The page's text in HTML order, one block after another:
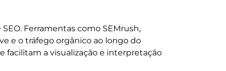
Ferramentas como SEMrush,
e o tráfego orgânico ao longo do
facilitam a visualização e interpretação